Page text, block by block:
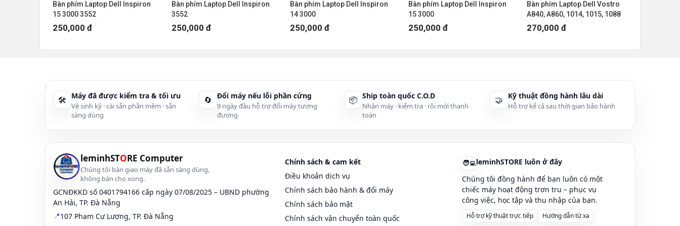
📌 Địa chỉ: 246A Phạm Cự Lượng , TP Đà Nẵng
Địa chỉ: 246A Phạm Cự Lượng, TP Đà Nẵng
Hotline:0236 7777 999
Website:https://leminhstore.vn/
246A Phạm Cự Lượng, Phường An Hải Đông, Quận Sơn Trà, TP Đà Nẵng
Bàn phím Laptop Dell Inspiron
15 3000 3552
250,000 đ
Bàn phím Laptop Dell Inspiron
3552
250,000 đ
Bàn phím Laptop Dell Inspiron
14 3000
250,000 đ
Bàn phím Laptop Dell Inspiron
15 3000
250,000 đ
Bàn phím Laptop Dell Vostro
A840, A860, 1014, 1015, 1088
270,000 đ
🛠 Máy đã được kiểm tra & tối ưu
Vệ sinh kỹ · cài sẵn phần mềm · sẵn
sàng dùng
🔄 Đổi máy nếu lỗi phần cứng
9 ngày đầu hỗ trợ đổi máy tương
đương
📦 Ship toàn quốc C.O.D
Nhận máy · kiểm tra · rồi mới thanh
toán
🤝 Kỹ thuật đồng hành lâu dài
Hỗ trợ kể cả sau thời gian bảo hành
leminhSTORE Computer
Chúng tôi bàn giao máy đã sẵn sàng dùng,
không bán cho xong.
GCNĐKKD số 0401794166 cấp ngày 07/08/2025 – UBND phường
An Hải, TP. Đà Nẵng
📍107 Phạm Cự Lượng, TP. Đà Nẵng
Chính sách & cam kết
Điều khoản dịch vụ
Chính sách bảo hành & đổi máy
Chính sách bảo mật
Chính sách vận chuyển toàn quốc
🧑‍💻leminhSTORE luôn ở đây
Chúng tôi đồng hành để bạn luôn có một
chiếc máy hoạt động trơn tru – phục vụ
công việc, học tập và thu nhập của bạn.
Hỗ trợ kỹ thuật trực tiếp Hướng dẫn từ xa